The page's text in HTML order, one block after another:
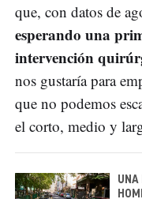
que, con datos de
esperando una
intervención
nos gustaría para
que no podemos
el corto, medio y
UNA